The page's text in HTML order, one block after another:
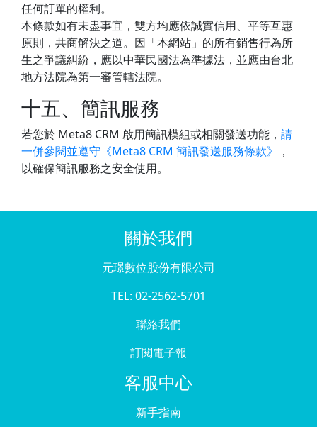
任何訂單的權利。
本條款如有未盡事宜，雙方均應依誠實信用、平等互惠
原則，共商解決之道。因「本網站」的所有銷售行為所
生之爭議糾紛，應以中華民國法為準據法，並應由台北
地方法院為第一審管轄法院。
十五、簡訊服務
若您於 Meta8 CRM 啟用簡訊模組或相關發送功能， 請
一併參閱並遵守《Meta8 CRM 簡訊發送服務條款》
，
以確保簡訊服務之安全使用。
關於我們
元璟數位股份有限公司
TEL: 02-2562-5701
聯絡我們
訂閱電子報
客服中心
新手指南